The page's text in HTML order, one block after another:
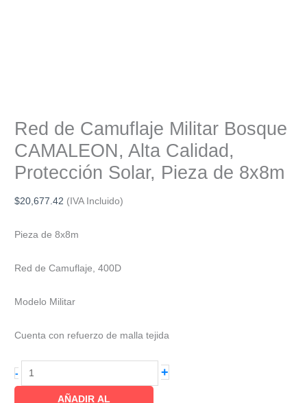
Red de Camuflaje Militar Bosque
CAMALEON, Alta Calidad,
Protección Solar, Pieza de 8x8m
$20,677.42 (IVA Incluido)
Pieza de 8x8m
Red de Camuflaje, 400D
Modelo Militar
Cuenta con refuerzo de malla tejida
-
Red
de
+
AÑADIR AL